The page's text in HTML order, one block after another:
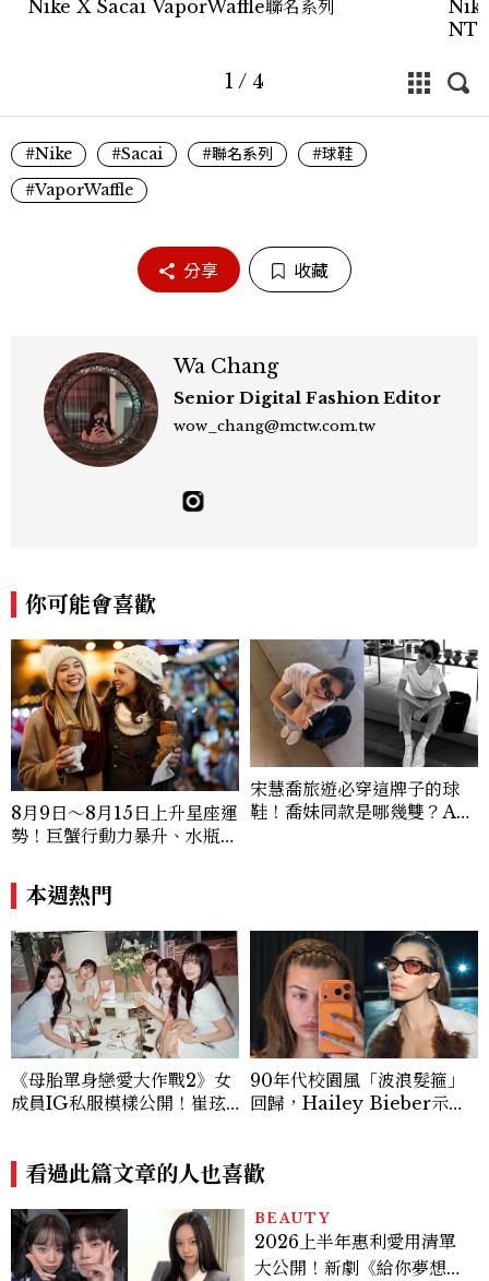
Nike X Sacai VaporWaffle聯名系列
1 / 4
#Nike #Sacai #聯名系列
#球鞋
#VaporWaffle
分享 收藏
Wa Chang
Senior Digital Fashion Editor
wow_chang@mctw.com.tw
你可能會喜歡
8月9日～8月15日上升星座運
勢！巨蟹行動力暴升、水瓶迎
宋慧喬旅遊必穿這牌子的球
鞋！喬妹同款是哪幾雙？AU
本週熱門
《母胎單身戀愛大作戰2》女
成員IG私服模樣公開！崔玹
90年代校園風「波浪髮箍」
回歸，Hailey Bieber示範
看過此篇文章的人也喜歡
BEAUTY
2026上半年惠利愛用清單
大公開！新劇《給你夢想》